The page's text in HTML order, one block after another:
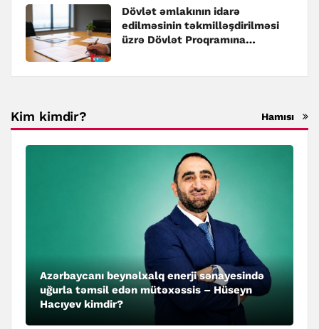
Dövlət əmlakının idarə
edilməsinin təkmilləşdirilməsi
üzrə Dövlət Proqramına
Kim kimdir? Hamısı
Azərbaycanı beynəlxalq enerji sənayesində
uğurla təmsil edən mütəxəssis – Hüseyn
Hacıyev kimdir?